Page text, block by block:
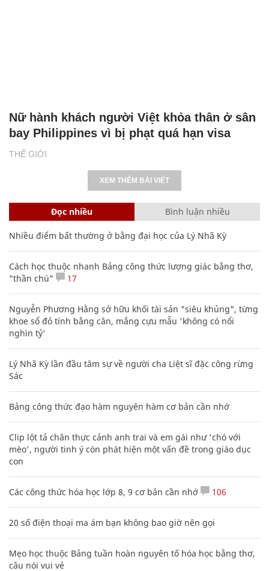
THẾ GIỚI
Nữ hành khách người Việt khỏa thân ở sân
bay Philippines vì bị phạt quá hạn visa
XEM THÊM BÀI VIẾT
Đọc nhiều Bình luận nhiều
Nhiều điểm bất thường ở bằng đại học của Lý Nhã Kỳ
Cách học thuộc nhanh Bảng công thức lượng giác bằng thơ,
"thần chú"
17
Nguyễn Phương Hằng sở hữu khối tài sản "siêu khủng", từng
khoe sổ đỏ tính bằng cân, mắng cựu mẫu 'không có nổi
nghìn tỷ'
Lý Nhã Kỳ lần đầu tâm sự về người cha Liệt sĩ đặc công rừng
Sác
Bảng công thức đạo hàm nguyên hàm cơ bản cần nhớ
Clip lột tả chân thực cảnh anh trai và em gái như 'chó với
mèo', người tinh ý còn phát hiện một vấn đề trong giáo dục
con
Các công thức hóa học lớp 8, 9 cơ bản cần nhớ 106
20 số điện thoại ma ám bạn không bao giờ nên gọi
Mẹo học thuộc Bảng tuần hoàn nguyên tố hóa học bằng thơ,
câu nói vui vẻ